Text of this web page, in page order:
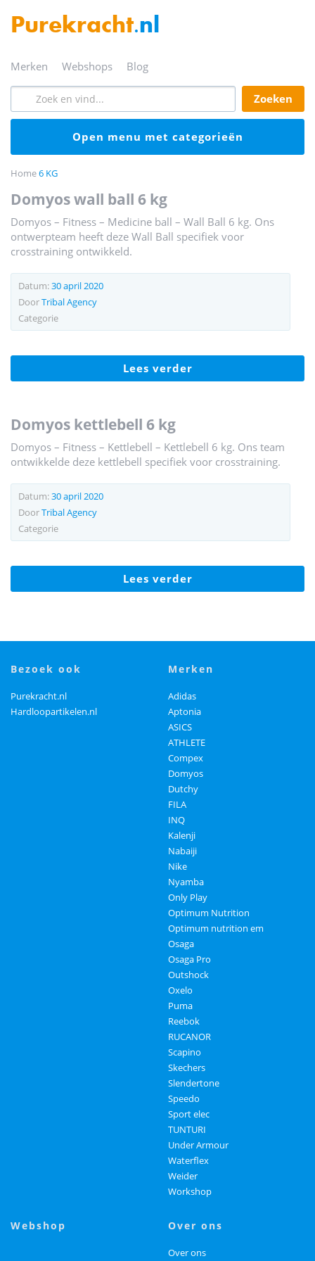
Purekracht.nl
merken webshops blog
zoeken
open menu met categorieën
Home6 KG
domyos wall ball 6 kg
Domyos – Fitness – Medicine ball – Wall Ball 6 kg. Ons
ontwerpteam heeft deze Wall Ball specifiek voor
crosstraining ontwikkeld.
Datum:30 april 2020
DoorTribal Agency
Categorie
lees verder
domyos kettlebell 6 kg
Domyos – Fitness – Kettlebell – Kettlebell 6 kg. Ons team
ontwikkelde deze kettlebell specifiek voor crosstraining.
Datum:30 april 2020
DoorTribal Agency
Categorie
lees verder
bezoek ook
Purekracht.nl
Hardloopartikelen.nl
merken
Adidas
Aptonia
ASICS
ATHLETE
Compex
Domyos
Dutchy
FILA
INQ
Kalenji
Nabaiji
Nike
Nyamba
Only Play
Optimum Nutrition
Optimum nutrition em
Osaga
Osaga Pro
Outshock
Oxelo
Puma
Reebok
RUCANOR
Scapino
Skechers
Slendertone
Speedo
Sport elec
TUNTURI
Under Armour
Waterflex
Weider
Workshop
webshop over ons
Over ons